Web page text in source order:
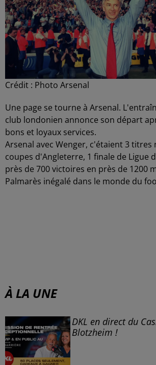
Crédit : Photo Arsenal
Une page se tourne à Arsenal.
club londonien annonce son départ
bons et loyaux services.
Arsenal avec Wenger, c'étaient 3 titres
coupes d'Angleterre, 1 finale de Ligue
près de 700 victoires en près de 1200
Palmarès inégalé dans le monde du
À LA UNE
DKL en direct du
Blotzheim !